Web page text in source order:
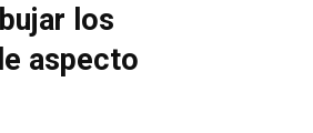
los
aspecto